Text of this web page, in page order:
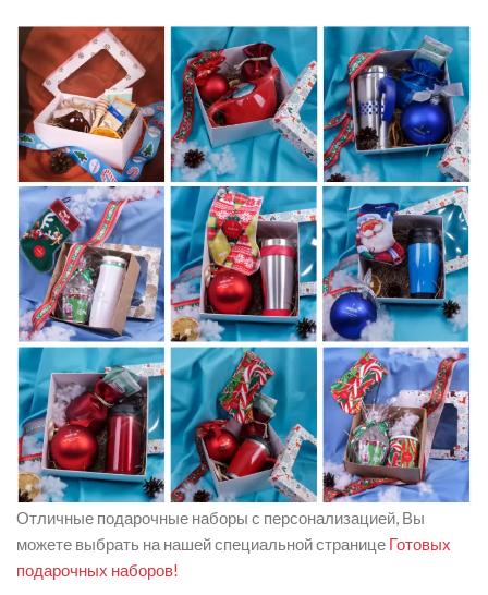
Отличные подарочные наборы с персонализацией, Вы
можете выбрать на нашей специальной странице Готовых
подарочных наборов!